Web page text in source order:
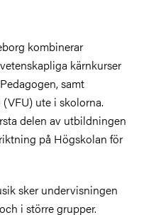
kombinerar
kärnkurser
samt
ute i skolorna.
delen av utbildningen
på Högskolan för
sker undervisningen
i större grupper.